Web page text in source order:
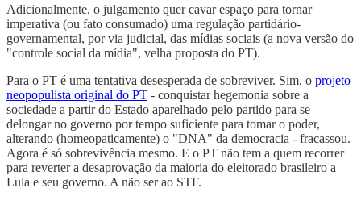
Adicionalmente, o julgamento quer cavar espaço para tornar
imperativa (ou fato consumado) uma regulação partidário-
governamental, por via judicial, das mídias sociais (a nova versão do
"controle social da mídia", velha proposta do PT).
Para o PT é uma tentativa desesperada de sobreviver. Sim, o projeto
neopopulista original do PT - conquistar hegemonia sobre a
sociedade a partir do Estado aparelhado pelo partido para se
delongar no governo por tempo suficiente para tomar o poder,
alterando (homeopaticamente) o "DNA" da democracia - fracassou.
Agora é só sobrevivência mesmo. E o PT não tem a quem recorrer
para reverter a desaprovação da maioria do eleitorado brasileiro a
Lula e seu governo. A não ser ao STF.